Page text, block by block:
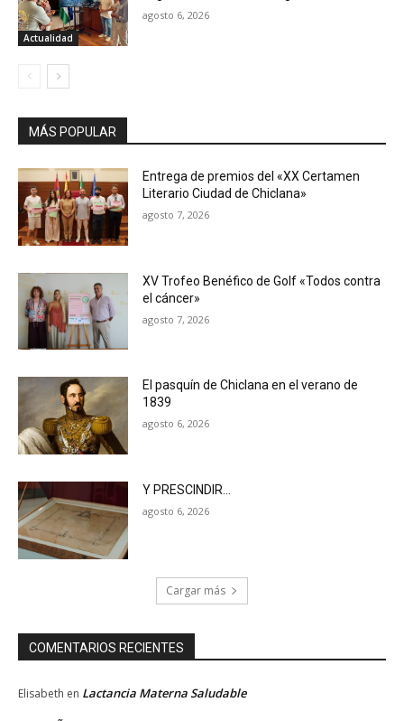
Actualidad
agosto 6, 2026
MÁS POPULAR
Entrega de premios del «XX Certamen
Literario Ciudad de Chiclana»
agosto 7, 2026
XV Trofeo Benéfico de Golf «Todos contra
el cáncer»
agosto 7, 2026
El pasquín de Chiclana en el verano de
1839
agosto 6, 2026
Y PRESCINDIR…
agosto 6, 2026
Cargar más
COMENTARIOS RECIENTES
Elisabeth en Lactancia Materna Saludable